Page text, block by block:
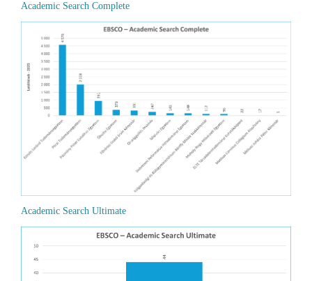
Academic Search Complete
Academic Search Ultimate